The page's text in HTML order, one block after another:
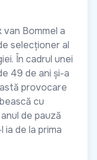
Bommel a
selecționer al
În cadrul unei
49 de ani și-a
provocare
cu
de pauză
de la prima